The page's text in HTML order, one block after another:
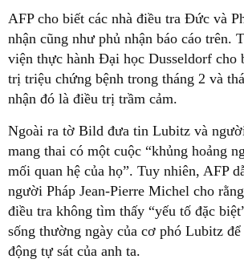
AFP cho biết các nhà điều tra Đức và
nhận cũng như phủ nhận báo cáo trên.
viện thực hành Đại học Dusseldorf cho
trị triệu chứng bệnh trong tháng 2 và
nhận đó là điều trị trầm cảm.
Ngoài ra tờ Bild đưa tin Lubitz và
mang thai có một cuộc “khủng hoảng
mối quan hệ của họ”. Tuy nhiên, AFP
người Pháp Jean-Pierre Michel cho
điều tra không tìm thấy “yếu tố đặc
sống thường ngày của cơ phó Lubitz
động tự sát của anh ta.